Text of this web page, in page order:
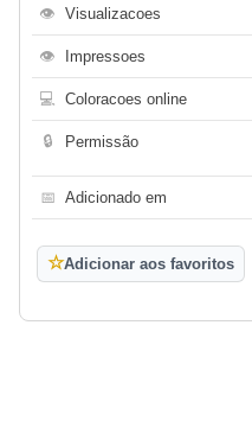
👁 Visualizacoes
👁 Impressoes
💻 Coloracoes online
🔒 Permissão
📅 Adicionado em
☆Adicionar aos favoritos